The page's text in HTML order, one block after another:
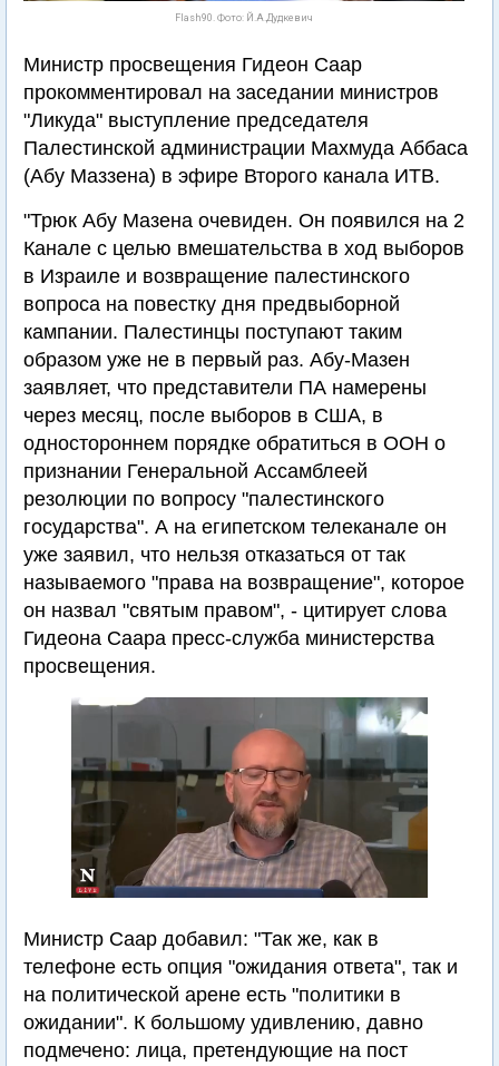
Flash90. Фото: Й.А.Дудкевич
Министр просвещения Гидеон Саар
прокомментировал на заседании министров
"Ликуда" выступление председателя
Палестинской администрации Махмуда Аббаса
(Абу Маззена) в эфире Второго канала ИТВ.
"Трюк Абу Мазена очевиден. Он появился на 2
Канале с целью вмешательства в ход выборов
в Израиле и возвращение палестинского
вопроса на повестку дня предвыборной
кампании. Палестинцы поступают таким
образом уже не в первый раз. Абу-Мазен
заявляет, что представители ПА намерены
через месяц, после выборов в США, в
одностороннем порядке обратиться в ООН о
признании Генеральной Ассамблеей
резолюции по вопросу "палестинского
государства". А на египетском телеканале он
уже заявил, что нельзя отказаться от так
называемого "права на возвращение", которое
он назвал "святым правом", - цитирует слова
Гидеона Саара пресс-служба министерства
просвещения.
Министр Саар добавил: "Так же, как в
телефоне есть опция "ожидания ответа", так и
на политической арене есть "политики в
ожидании". К большому удивлению, давно
подмечено: лица, претендующие на пост